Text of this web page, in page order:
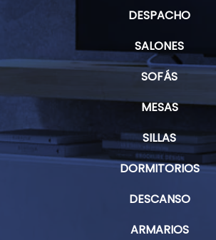
DESPACHO
SALONES
SOFÁS
MESAS
SILLAS
DORMITORIOS
DESCANSO
ARMARIOS